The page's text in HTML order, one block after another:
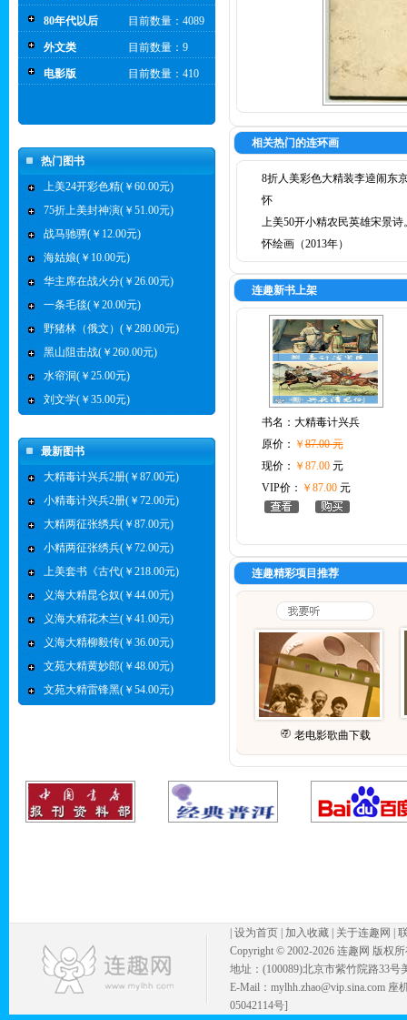
80年代以后 目前数量：4089
外文类 目前数量：9
电影版 目前数量：410
热门图书
上美24开彩色精(￥60.00元)
75折上美封神演(￥51.00元)
战马驰骋(￥12.00元)
海姑娘(￥10.00元)
华主席在战火分(￥26.00元)
一条毛毯(￥20.00元)
野猪林（俄文）(￥280.00元)
黑山阻击战(￥260.00元)
水帘洞(￥25.00元)
刘文学(￥35.00元)
最新图书
大精毒计兴兵2册(￥87.00元)
小精毒计兴兵2册(￥72.00元)
大精两征张绣兵(￥87.00元)
小精两征张绣兵(￥72.00元)
上美套书《古代(￥218.00元)
义海大精昆仑奴(￥44.00元)
义海大精花木兰(￥41.00元)
义海大精柳毅传(￥36.00元)
文苑大精黄妙郎(￥48.00元)
文苑大精雷锋黑(￥54.00元)
相关热门的连环画
8折人美彩色大精装李逵闹东
怀
上美50开小精农民英雄宋景诗
怀绘画（2013年）
连趣新书上架
书名： 大精毒计兴兵
原价： ￥87.00 元
现价： ￥87.00元
VIP价： ￥87.00元
连趣精彩项目推荐
老电影歌曲下载
设为首页 加入收藏 关于连趣网
Copyright © 2002-2026 连趣网 版权
地址：(100089)北京市紫竹院路33号
E-Mail：mylhh.zhao@vip.sina.com
05042114号]